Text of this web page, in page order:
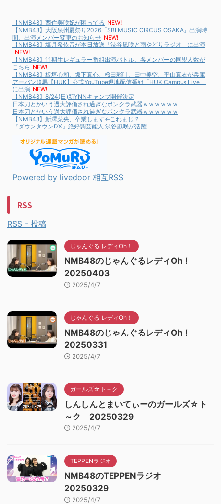
【NMB48】西住美咲妃が困ってる NEW!
【NMB48】大阪泉州夏祭り2026「SBI MUSIC CIRCUS OSAKA」出演時
間、出演メンバー変更のお知らせ NEW!
【NMB48】塩月希依音が本日放送「渋谷凪咲と雨やどりラジオ」に出演
NEW!
【NMB48】11期生レギュラー番組出演バトル、各メンバーの同盟人数が
こちら NEW!
【NMB48】板垣心和、坂下真心、桜田彩叶、田中美空、平山真衣が兵庫
アーバン競馬【HUK】公式YouTube現地配信番組「HUK Campus Live」
に出演 NEW!
【NMB48】8/24(日)新YNNキャンプ開催決定
日本刀とかいう過大評価され過ぎなボンクラ武器ｗｗｗｗｗｗ
日本刀とかいう過大評価され過ぎなボンクラ武器ｗｗｗｗｗｗ
【NMB48】新澤菜央、卒業します←これまじ？
『ダウンタウンDX』絶好調芸能人 渋谷凪咲が活躍
Powered by livedoor 相互RSS
RSS
RSS - 投稿
じゃんぐる レディOh！
NMB48のじゃんぐるレディOh！
20250403
2025/4/7
じゃんぐる レディOh！
NMB48のじゃんぐるレディOh！
20250331
2025/4/7
ガールズ☆ト～ク
しんしんとまいてぃーのガールズ☆ト
～ク 20250329
2025/4/7
TEPPENラジオ
NMB48のTEPPENラジオ
20250329
2025/4/7